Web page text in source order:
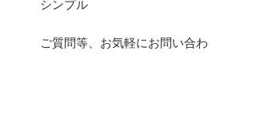
シンプル
ご質問等、お気軽にお問い合わ